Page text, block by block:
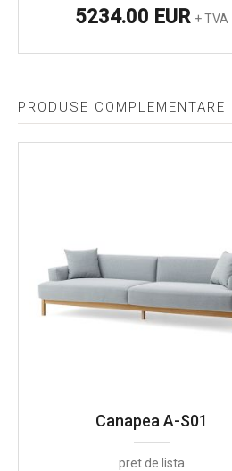
5234.00 EUR + TVA
PRODUSE COMPLEMENTARE
Canapea A-S01
pret de lista